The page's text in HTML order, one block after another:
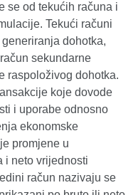
se od tekućih računa i
Tekući računi
dohotka,
sekundarne
raspoloživog dohotka.
koje dovode
i uporabe odnosno
ekonomske
promjene u
i neto vrijednosti
račun nazivaju se